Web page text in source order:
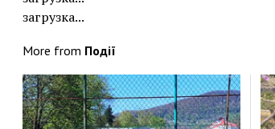
загрузка...
More from Події